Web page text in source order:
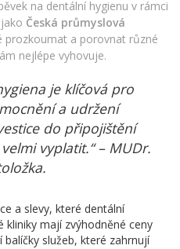
na dentální hygienu v rámci
Česká průmyslová
prozkoumat a porovnat různé
nejlépe vyhovuje.
je klíčová pro
a udržení
do připojištění
vyplatit.“ – MUDr.
a slevy, které dentální
kliniky mají zvýhodněné ceny
služeb, které zahrnují